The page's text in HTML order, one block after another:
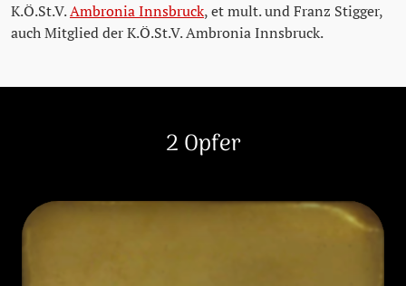
K.Ö.St.V.Ambronia Innsbruck, et mult. und Franz Stigger,
auch Mitglied der K.Ö.St.V. Ambronia Innsbruck.
2 Opfer